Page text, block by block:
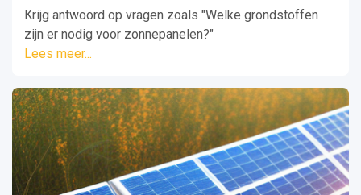
Krijg antwoord op vragen zoals "Welke grondstoffen
zijn er nodig voor zonnepanelen?"
Lees meer...